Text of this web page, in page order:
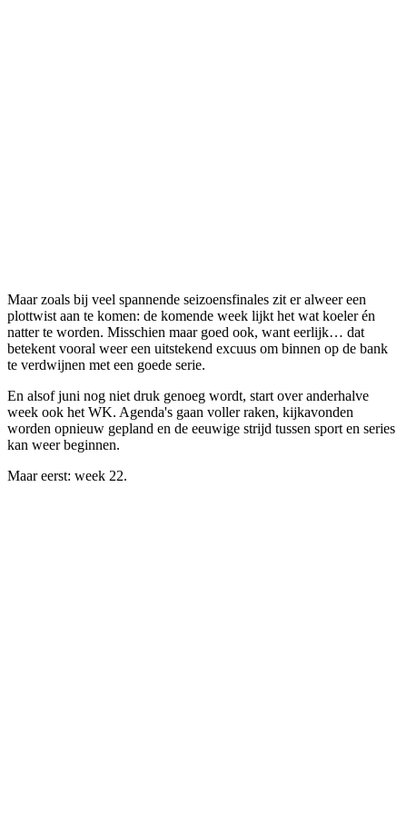
Maar zoals bij veel spannende seizoensfinales zit er alweer een
plottwist aan te komen: de komende week lijkt het wat koeler én
natter te worden. Misschien maar goed ook, want eerlijk… dat
betekent vooral weer een uitstekend excuus om binnen op de bank
te verdwijnen met een goede serie.
En alsof juni nog niet druk genoeg wordt, start over anderhalve
week ook het WK. Agenda's gaan voller raken, kijkavonden
worden opnieuw gepland en de eeuwige strijd tussen sport en series
kan weer beginnen.
Maar eerst: week 22.